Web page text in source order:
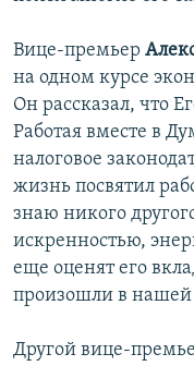
Вице-премьер
на одном курсе
Он рассказал, что
Работая вместе в
налоговое
жизнь посвятил
знаю никого
искренностью,
еще оценят его
произошли в нашей
Другой вице-